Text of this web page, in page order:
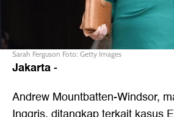
Sarah Ferguson Foto: Getty Images
Jakarta-
Andrew Mountbatten-Windsor,